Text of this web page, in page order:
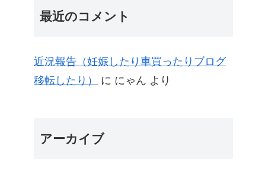
最近のコメント
近況報告（妊娠したり車買ったりブログ
移転したり）
に にゃん より
アーカイブ